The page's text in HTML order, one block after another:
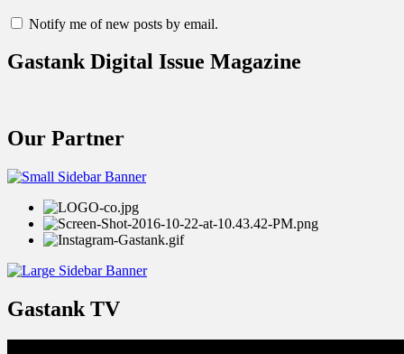
Notify me of new posts by email.
Gastank Digital Issue Magazine
Our Partner
Gastank TV